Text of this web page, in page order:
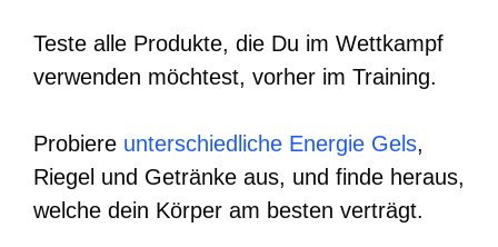
Teste alle Produkte, die Du im Wettkampf
verwenden möchtest, vorher im Training.
Probiere unterschiedliche Energie Gels,
Riegel und Getränke aus, und finde heraus,
welche dein Körper am besten verträgt.